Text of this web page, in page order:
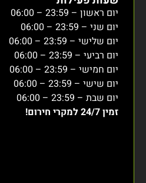
יום ראשון – 23:59 – 06:00
יום שני – 23:59 – 06:00
יום שלישי – 23:59 – 06:00
יום רביעי – 23:59 – 06:00
יום חמישי – 23:59 – 06:00
יום שישי – 23:59 – 06:00
יום שבת – 23:59 – 06:00
זמין 24/7 למקרי חירום!